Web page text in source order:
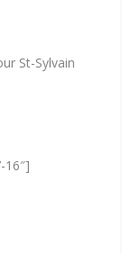
St-Sylvain
16″]